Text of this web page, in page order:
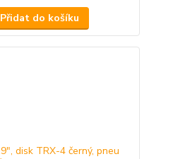
Přidat do košíku